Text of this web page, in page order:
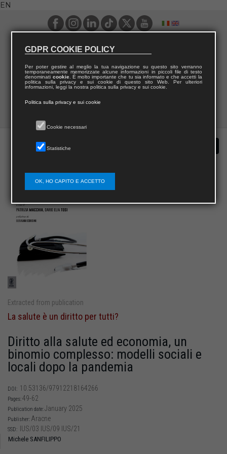
EN
Extracted from publication
La salute è un diritto per tutti?
Diritto alla salute ed economia, un
binomio complesso: modelli sociali e
locali dopo la pandemia
DOI: 10.53136/97912218164266
Pages:49-62
Publication date:January 2025
Publisher: Aracne
SSD: IUS/03 IUS/09 IUS/21
Michele SANFILIPPO
GDPR COOKIE POLICY
Per poter gestire al meglio la tua navigazione su questo sito verranno
temporaneamente memorizzate alcune informazioni in piccoli file di testo
denominati cookie. È molto importante che tu sia informato e che accetti la
politica sulla privacy e sui cookie di questo sito Web. Per ulteriori
informazioni, leggi la nostra politica sulla privacy e sui cookie.
Politica sulla privacy e sui cookie
Cookie necessari
Statistiche
OK, HO CAPITO E ACCETTO